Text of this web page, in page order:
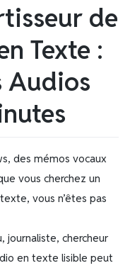
de
Texte :
Audios
des mémos vocaux
vous cherchez un
vous n’êtes pas
journaliste, chercheur
en texte lisible peut